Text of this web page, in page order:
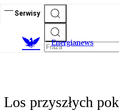
Serwisy
Energianews
Los przyszłych